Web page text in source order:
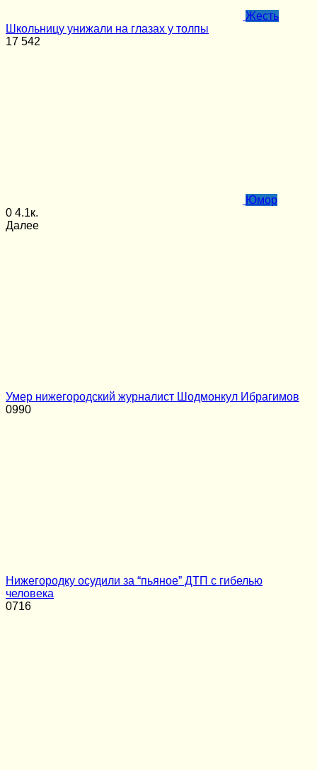
Жесть
Школьницу унижали на глазах у толпы
17 542
Юмор
0 4.1к.
Далее
Умер нижегородский журналист Шодмонкул Ибрагимов
0990
Нижегородку осудили за “пьяное” ДТП с гибелью
человека
0716